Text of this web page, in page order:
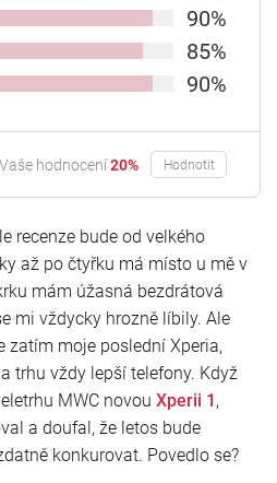
90%
85%
90%
Vaše hodnocení20% Hodnotit
recenze bude od velkého
až po čtyřku má místo u mě v
mám úžasná bezdrátová
mi vždycky hrozně líbily. Ale
zatím moje poslední Xperia,
trhu vždy lepší telefony. Když
MWC novou Xperii 1 ,
a doufal, že letos bude
konkurovat. Povedlo se?